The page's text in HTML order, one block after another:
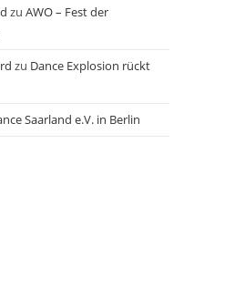
zu AWO – Fest der
zu Dance Explosion rückt
Saarland e.V. in Berlin